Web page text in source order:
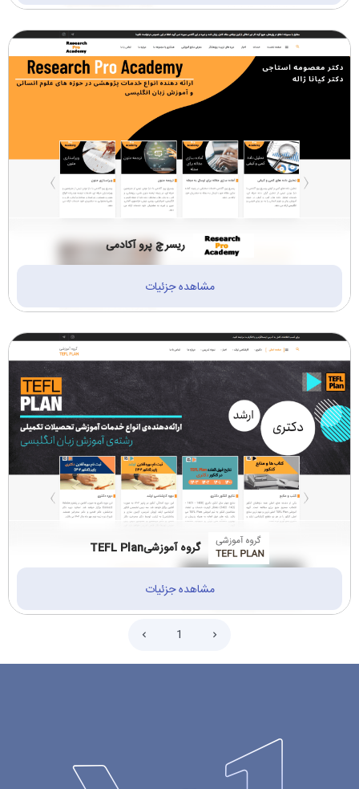
ریسرچ پرو آکادمی
مشاهده جزئیات
گروه آموزشیTEFL Plan
مشاهده جزئیات
1